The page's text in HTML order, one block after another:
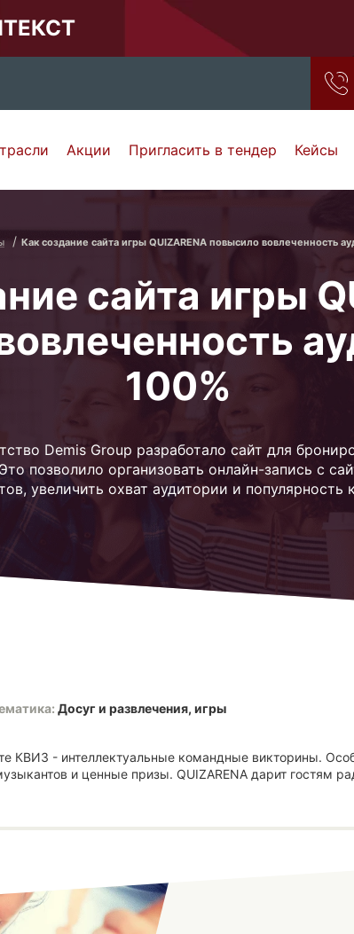
Нижний Новгород Тамбов
Акции Пригласить в тендер Кейсы
Как создание сайта игры QUIZARENA повысило вовлеченность
сайта игры
100%
Demis Group разработало сайт для
позволило организовать онлайн-запись с
увеличить охват аудитории и популярность
Досуг и развлечения, игры
КВИЗ - интеллектуальные командные викторины.
и ценные призы. QUIZARENA дарит гостям